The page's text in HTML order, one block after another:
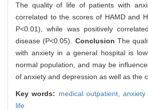
The quality of life of patients with
correlated to the scores of HAMD and
P<0.01), while was positively
disease (P<0.05). Conclusion The
with anxiety in a general hospital is
normal population, and may be
of anxiety and depression as well as the
Key words: medical outpatient,anxiety
life